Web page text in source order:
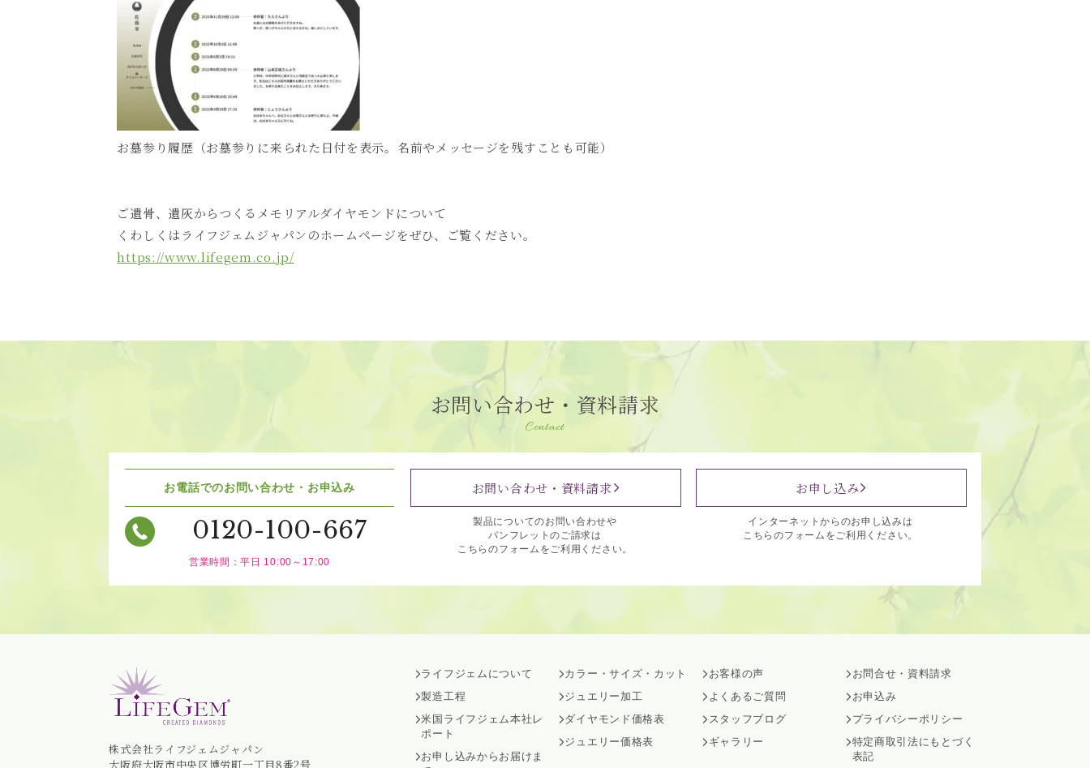
お墓参り履歴（お墓参りに来られた日付を表示。名前やメッセージを残すことも可能）
ご遺骨、遺灰からつくるメモリアルダイヤモンドについて
くわしくはライフジェムジャパンのホームページをぜひ、ご覧ください。
https://www.lifegem.co.jp/
お問い合わせ・資料請求
Contact
お電話でのお問い合わせ・お申込み
0120-100-667
営業時間：平日 10:00～17:00
お問い合わせ・資料請求
製品についてのお問い合わせや
パンフレットのご請求は
こちらのフォームをご利用ください。
お申し込み
インターネットからのお申し込みは
こちらのフォームをご利用ください。
株式会社ライフジェムジャパン
大阪府大阪市中央区博労町一丁目8番2号
ライフジェムについて
製造工程
米国ライフジェム本社レ
ポート
お申し込みからお届けま
カラー・サイズ・カット
ジュエリー加工
ダイヤモンド価格表
ジュエリー価格表
お客様の声
よくあるご質問
スタッフブログ
ギャラリー
お問合せ・資料請求
お申込み
プライバシーポリシー
特定商取引法にもとづく
表記